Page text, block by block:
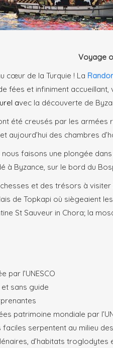
Voyage
cœur de la Turquie ! La
fées et infiniment
avec la découverte de
été creusés par les
aujourd’hui des chambres
faisons une plongée
à Byzance, sur le bord du
et des trésors à
de Topkapi où siègeaient
St Sauveur in Chora; la
par l’UNESCO
sans guide
patrimoine mondiale par
serpentent au milieu
d’habitats troglodytes